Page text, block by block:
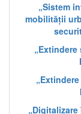
„Sistem
mobilității
„Extindere